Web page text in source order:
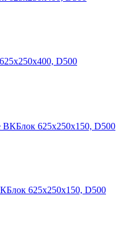
D500
625х250х150, D500